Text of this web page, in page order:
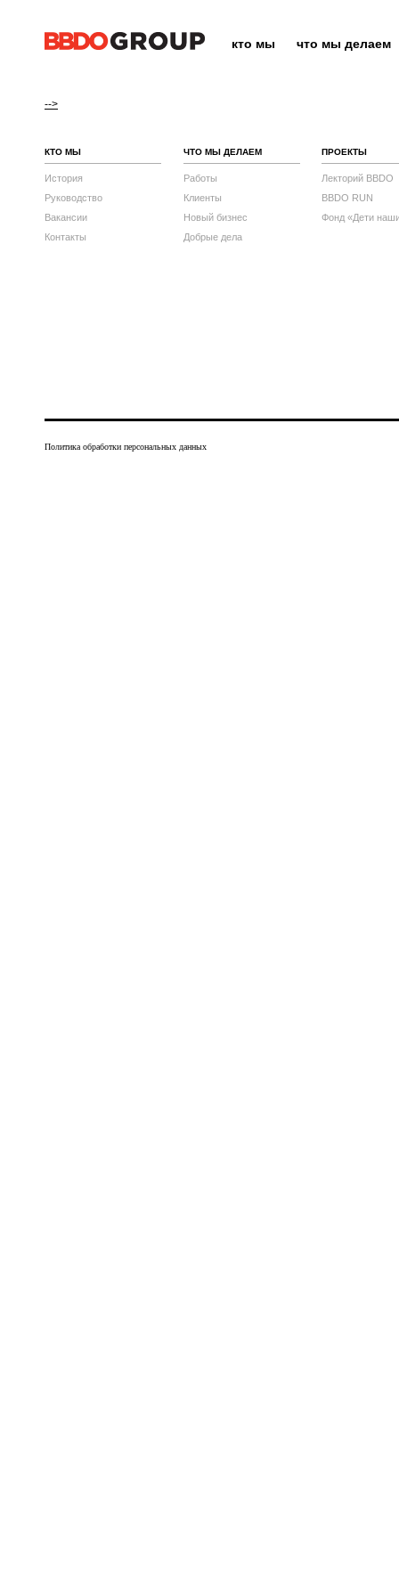
кто мы что мы делаем
-->
КТО МЫ
История
Руководство
Вакансии
Контакты
ЧТО МЫ ДЕЛАЕМ
Работы
Клиенты
Новый бизнес
Добрые дела
ПРОЕКТЫ
Лекторий BBDO
BBDO RUN
Фонд «Дети
Политика обработки персональных данных